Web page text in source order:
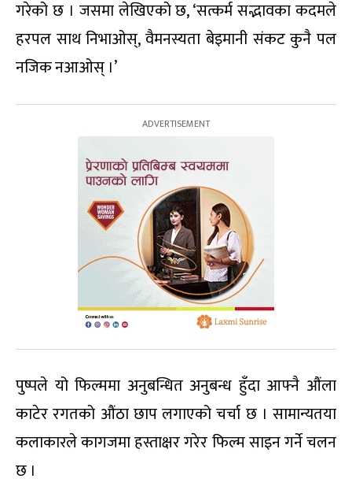
गरेको छ । जसमा लेखिएको छ, ‘सत्कर्म सद्भावका कदमले
हरपल साथ निभाओस्, वैमनस्यता बेइमानी संकट कुनै पल
नजिक नआओस् ।’
पुष्पले यो फिल्ममा अनुबन्धित अनुबन्ध हुँदा आफ्नै औंला
काटेर रगतको औंठा छाप लगाएको चर्चा छ । सामान्यतया
कलाकारले कागजमा हस्ताक्षर गरेर फिल्म साइन गर्ने चलन
छ ।